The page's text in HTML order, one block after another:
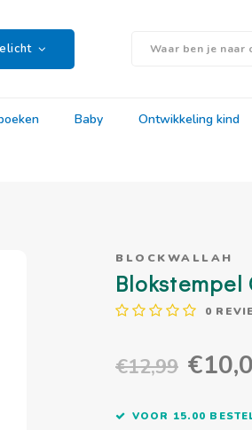
Baby Ontwikkeling kind
BLOCKWALLAH
0
€12,99
VOOR 15.00